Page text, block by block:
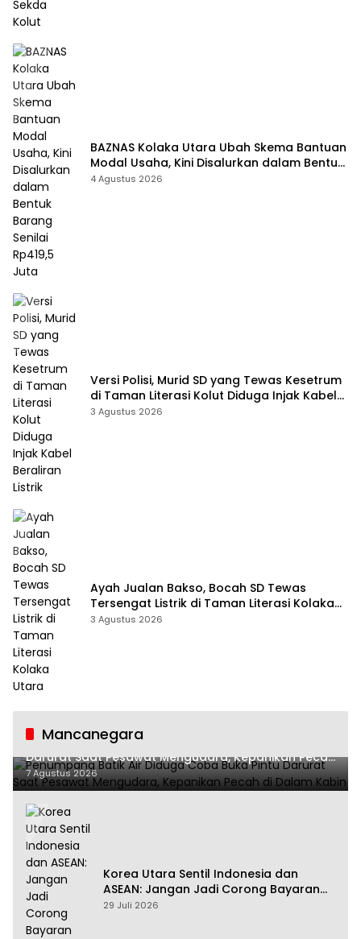
BAZNAS Kolaka Utara Ubah Skema Bantuan
Modal Usaha, Kini Disalurkan dalam Bentuk
Barang Senilai Rp419,5 Juta
4 Agustus 2026
Versi Polisi, Murid SD yang Tewas Kesetrum
di Taman Literasi Kolut Diduga Injak Kabel
Beraliran Listrik
3 Agustus 2026
Ayah Jualan Bakso, Bocah SD Tewas
Tersengat Listrik di Taman Literasi Kolaka
Utara
3 Agustus 2026
Mancanegara
Penumpang Batik Air Diduga Coba Buka Pintu
Darurat Saat Pesawat Mengudara, Kepanikan Pecah
di Dalam Kabin
7 Agustus 2026
Korea Utara Sentil Indonesia dan
ASEAN: Jangan Jadi Corong Bayaran
Amerika Serikat
29 Juli 2026